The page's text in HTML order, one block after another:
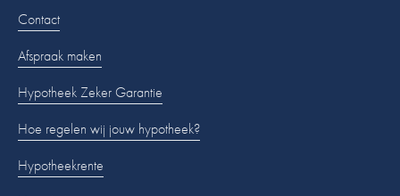
Contact
Afspraak maken
Hypotheek Zeker Garantie
Hoe regelen wij jouw hypotheek?
Hypotheekrente